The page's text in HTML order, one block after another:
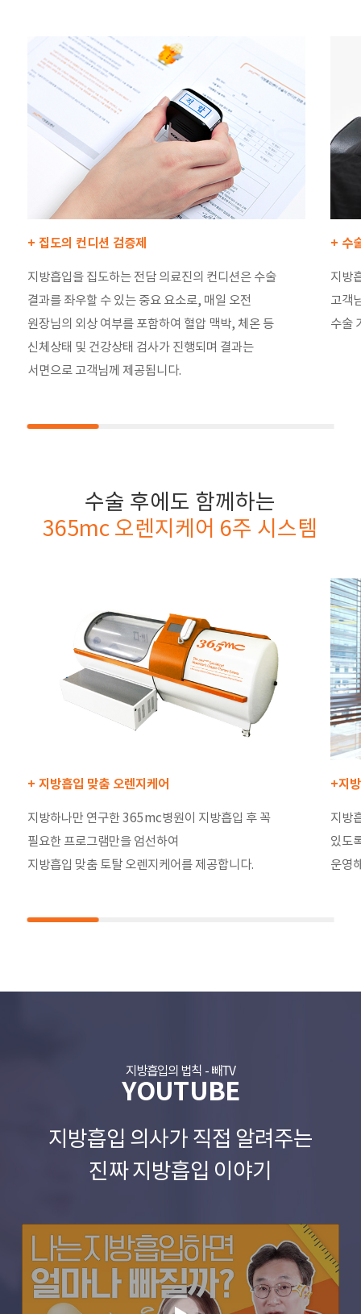
+ 집도의 컨디션 검증제
지방흡입을 집도하는 전담 의료진의 컨디션은 수술
결과를 좌우할 수 있는 중요 요소로, 매일 오전
원장님의 외상 여부를 포함하여 혈압 맥박, 체온 등
신체상태 및 건강상태 검사가 진행되며 결과는
서면으로 고객님께 제공됩니다.
+ 수
지방
고객
수술
수술 후에도 함께하는
365mc 오렌지케어 6주 시스템
+ 지방흡입 맞춤 오렌지케어
지방하나만 연구한 365mc병원이 지방흡입 후 꼭
필요한 프로그램만을 엄선하여
지방흡입 맞춤 토탈 오렌지케어를 제공합니다.
+지
지방
있도
운영
지방흡입의 법칙 - 빼TV
YOUTUBE
지방흡입 의사가 직접 알려주는
진짜 지방흡입 이야기